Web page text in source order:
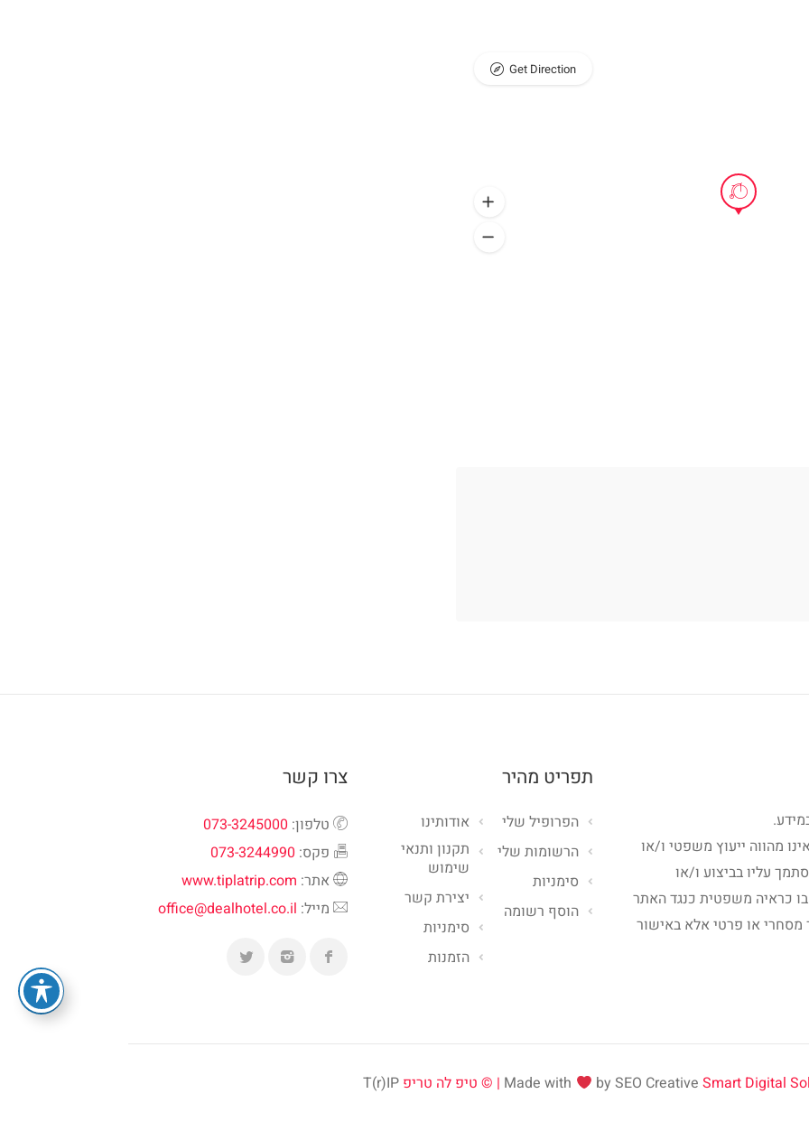
Get Direction
מהווה ייעוץ משפטי ו/או
עליו בביצוע ו/או
כראיה משפטית כנגד האתר
מסחרי או פרטי אלא באישור
תפריט מהיר
אודותינו
תקנון ותנאי
שימוש
יצירת קשר
סימניות
הזמנות
הפרופיל שלי
הרשומות שלי
סימניות
הוסף רשומה
צרו קשר
טלפון: 073-3245000
פקס: 073-3244990
אתר: www.tiplatrip.com
מייל: office@dealhotel.co.il
Made with by SEO Creative Smart Digital טיפ לה טריפ